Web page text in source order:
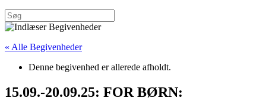
« Alle Begivenheder
Denne begivenhed er allerede afholdt.
15.09.-20.09.25: FOR BØRN: